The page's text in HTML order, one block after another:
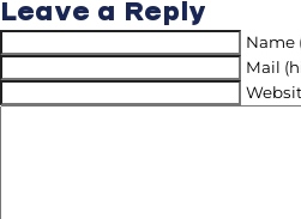
Leave a Reply
Name
Mail